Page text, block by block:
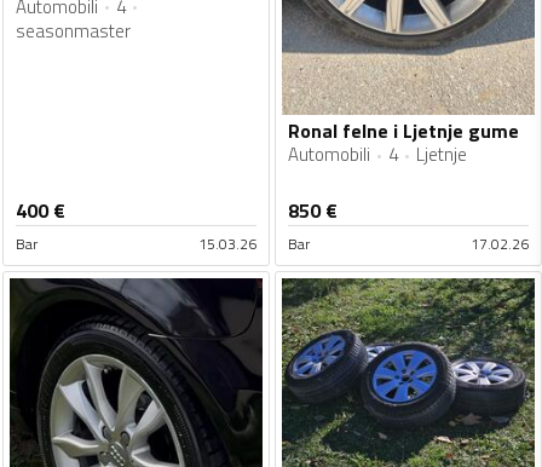
Automobili
4
seasonmaster
400€
Bar 15.03.26
Ronal felne i Ljetnje gume
Automobili 4 Ljetnje
850€
Bar 17.02.26